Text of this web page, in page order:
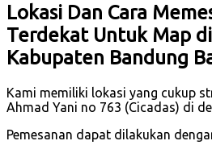
Lokasi Dan Cara
Terdekat Untuk Map
Kabupaten Bandung
Kami memiliki lokasi yang cukup
Ahmad Yani no 763 (Cicadas) di
Pemesanan dapat dilakukan